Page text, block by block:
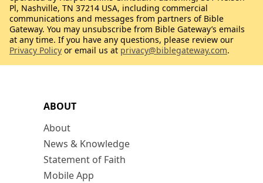
ABOUT
About
News & Knowledge
Statement of Faith
Mobile App
Pl, Nashville, TN 37214 USA, including commercial
communications and messages from partners of Bible
Gateway. You may unsubscribe from Bible Gateway’s emails
at any time. If you have any questions, please review our
Privacy Policy or email us at privacy@biblegateway.com.